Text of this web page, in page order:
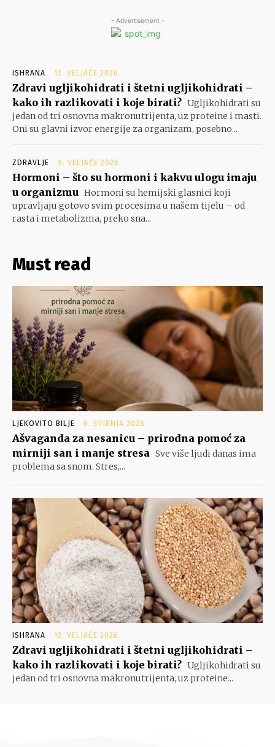
- Advertisement -
ISHRANA 12. VELJAČE 2026.
Zdravi ugljikohidrati i štetni ugljikohidrati –
kako ih razlikovati i koje birati? Ugljikohidrati su
jedan od tri osnovna makronutrijenta, uz proteine i masti.
Oni su glavni izvor energije za organizam, posebno...
ZDRAVLJE 9. VELJAČE 2026.
Hormoni – što su hormoni i kakvu ulogu imaju
u organizmu Hormoni su hemijski glasnici koji
upravljaju gotovo svim procesima u našem tijelu – od
rasta i metabolizma, preko sna...
Must read
LJEKOVITO BILJE 6. SVIBNJA 2026.
Ašvaganda za nesanicu – prirodna pomoć za
mirniji san i manje stresa Sve više ljudi danas ima
problema sa snom. Stres,...
ISHRANA 12. VELJAČE 2026.
Zdravi ugljikohidrati i štetni ugljikohidrati –
kako ih razlikovati i koje birati? Ugljikohidrati su
jedan od tri osnovna makronutrijenta, uz proteine...